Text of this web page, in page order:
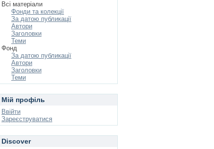
Всі матеріали
Фонди та колекції
За датою публикації
Автори
Заголовки
Теми
Фонд
За датою публикації
Автори
Заголовки
Теми
Мій профіль
Ввійти
Зареєструватися
Discover